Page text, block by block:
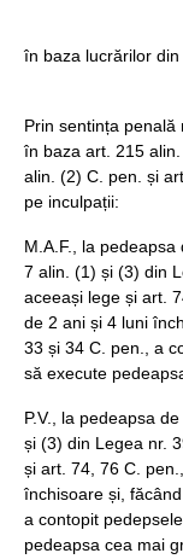
în baza lucrărilor
Prin sentința penală
în baza art. 215
alin. (2) C. pen. și
pe inculpații:
M.A.F., la
7 alin. (1) și (3) din
aceeași lege și art.
de 2 ani și 4 luni
33 și 34 C. pen., a
să execute
P.V., la pedeapsa
și (3) din Legea nr.
și art. 74, 76 C.
închisoare și,
a contopit
pedeapsa cea mai